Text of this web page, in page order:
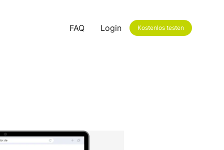
FAQ Login Kostenlos testen